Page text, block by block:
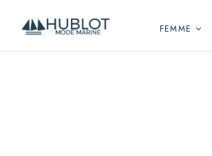
FEMME